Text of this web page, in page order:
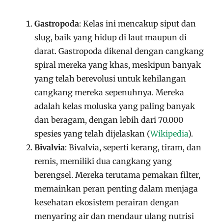
Gastropoda: Kelas ini mencakup siput dan
slug, baik yang hidup di laut maupun di
darat. Gastropoda dikenal dengan cangkang
spiral mereka yang khas, meskipun banyak
yang telah berevolusi untuk kehilangan
cangkang mereka sepenuhnya. Mereka
adalah kelas moluska yang paling banyak
dan beragam, dengan lebih dari 70.000
spesies yang telah dijelaskan​ (Wikipedia)​.
Bivalvia: Bivalvia, seperti kerang, tiram, dan
remis, memiliki dua cangkang yang
berengsel. Mereka terutama pemakan filter,
memainkan peran penting dalam menjaga
kesehatan ekosistem perairan dengan
menyaring air dan mendaur ulang nutrisi​